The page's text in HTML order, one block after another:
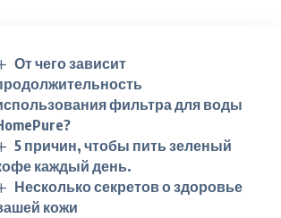
От чего зависит
фильтра для воды
5 причин, чтобы пить зеленый
каждый день.
Несколько секретов о здоровье
кожи